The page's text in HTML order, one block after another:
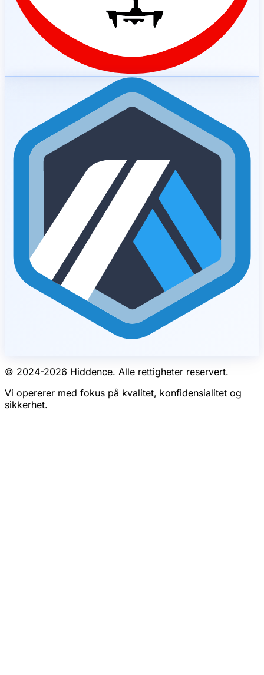
© 2024-2026 Hiddence. Alle rettigheter reservert.
Vi opererer med fokus på kvalitet, konfidensialitet og
sikkerhet.